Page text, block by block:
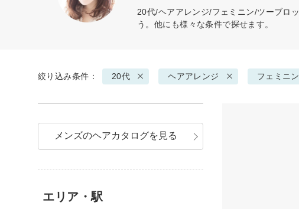
20代/ヘアアレンジ/フェミニン/ツーブロ
う。他にも様々な条件で探せます。
絞り込み条件： 20代 ヘアアレンジ フェミニン
メンズのヘアカタログを見る
エリア・駅